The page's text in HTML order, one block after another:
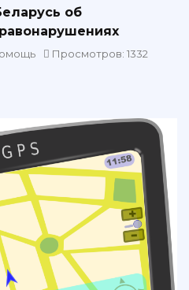
об
Просмотров: 1332